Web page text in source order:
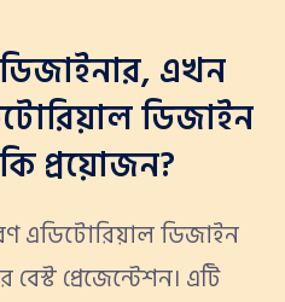
এখন
ডিজাইন
প্রয়োজন?
এডিটোরিয়াল ডিজাইন
প্রেজেন্টেশন। এটি